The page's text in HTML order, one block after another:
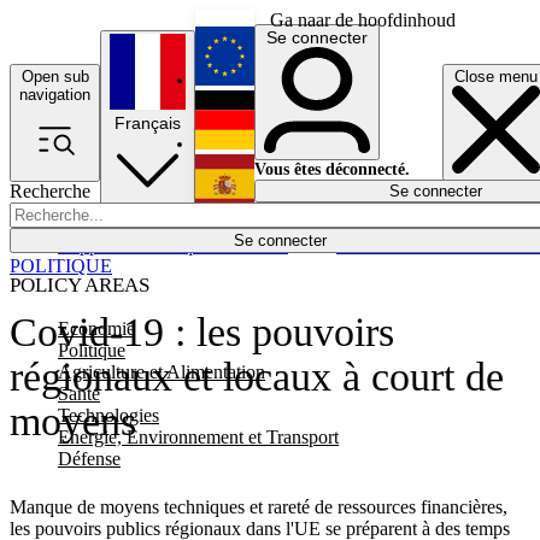
Ga naar de hoofdinhoud
Open sub
navigation
Close menu
Recherche
Se connecter
POLICY AREAS
Economie
Politique
Agriculture et Alimentation
Santé
Technologies
Energie, Environnement et Transport
Défense
Économie
Français
English
Deutsch
Español
Se connecter
Vous êtes déconnecté.
Se connecter
Covid-19 : les pouvoirs
régionaux et locaux à court de
moyens
Manque de moyens techniques et rareté de ressources financières,
les pouvoirs publics régionaux dans l'UE se préparent à des temps
POLITIQUE